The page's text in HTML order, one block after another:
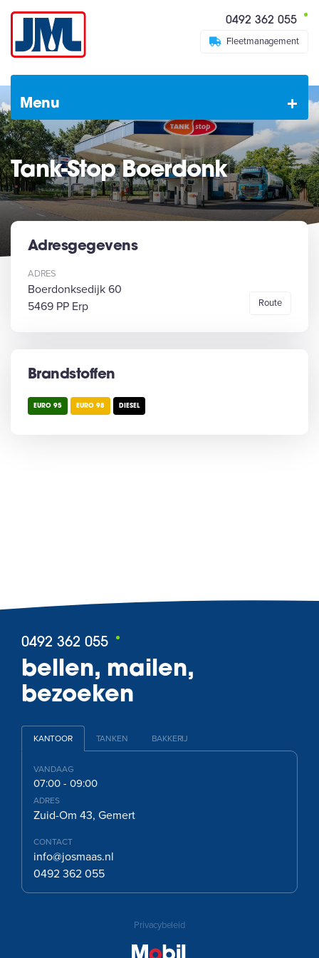
Fleetmanagement
0492 362 055
Menu
Tank-Stop Boerdonk
Adresgegevens
ADRES
Boerdonksedijk 60
5469 PP Erp Route
Brandstoffen
EURO 95 EURO 98 DIESEL
0492 362 055
bellen, mailen,
bezoeken
KANTOOR TANKEN BAKKERIJ
VANDAAG
07:00 - 09:00
ADRES
Zuid-Om 43, Gemert
CONTACT
info@josmaas.nl
0492 362 055
Privacybeleid